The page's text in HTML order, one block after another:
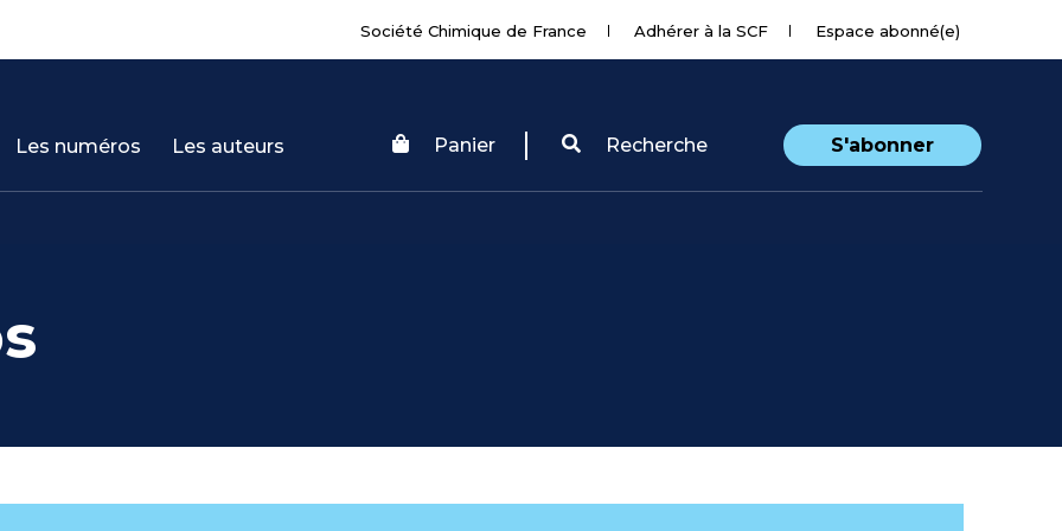
Société Chimique de France Adhérer à la SCF Espace abonné(e)
Les numéros Les auteurs Panier Recherche S'abonner